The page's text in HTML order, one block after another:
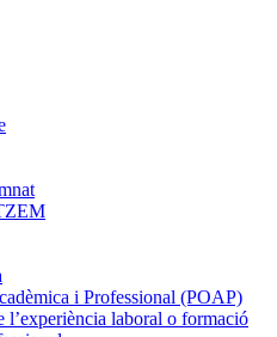
i Professional (POAP)
l’experiència laboral o formació